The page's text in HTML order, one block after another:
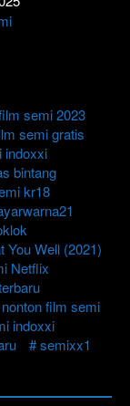
semi 2023
semi gratis
indoxxi
bintang
kr18
You Well (2021)
Netflix
nonton film semi
indoxxi
semixx1